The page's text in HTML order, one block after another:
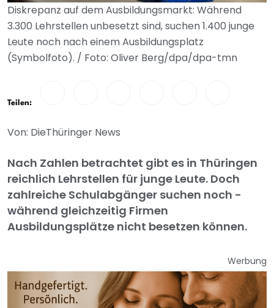
Diskrepanz auf dem Ausbildungsmarkt: Während
3.300 Lehrstellen unbesetzt sind, suchen 1.400 junge
Leute noch nach einem Ausbildungsplatz
(Symbolfoto). / Foto: Oliver Berg/dpa/dpa-tmn
Teilen:
Von: DieThüringer News
Nach Zahlen betrachtet gibt es in Thüringen
reichlich Lehrstellen für junge Leute. Doch
zahlreiche Schulabgänger suchen noch -
während gleichzeitig Firmen
Ausbildungsplätze nicht besetzen können.
Werbung